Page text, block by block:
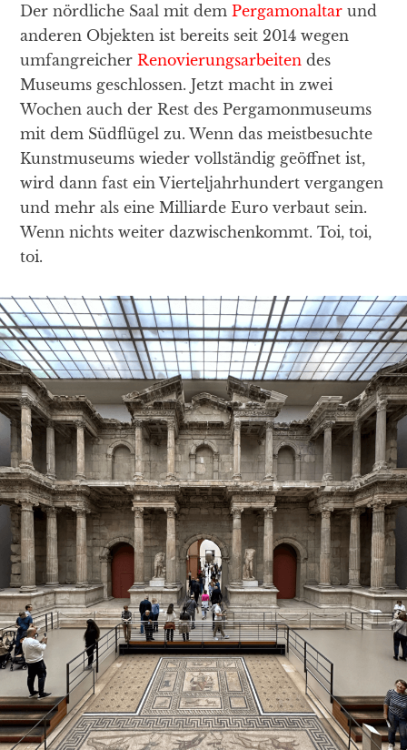
Der nördliche Saal mit demPergamonaltar und
anderen Objekten ist bereits seit 2014 wegen
umfangreicherRenovierungsarbeiten des
Museums geschlossen. Jetzt macht in zwei
Wochen auch der Rest des Pergamonmuseums
mit dem Südflügel zu. Wenn das meistbesuchte
Kunstmuseums wieder vollständig geöffnet ist,
wird dann fast ein Vierteljahrhundert vergangen
und mehr als eine Milliarde Euro verbaut sein.
Wenn nichts weiter dazwischenkommt. Toi, toi,
toi.